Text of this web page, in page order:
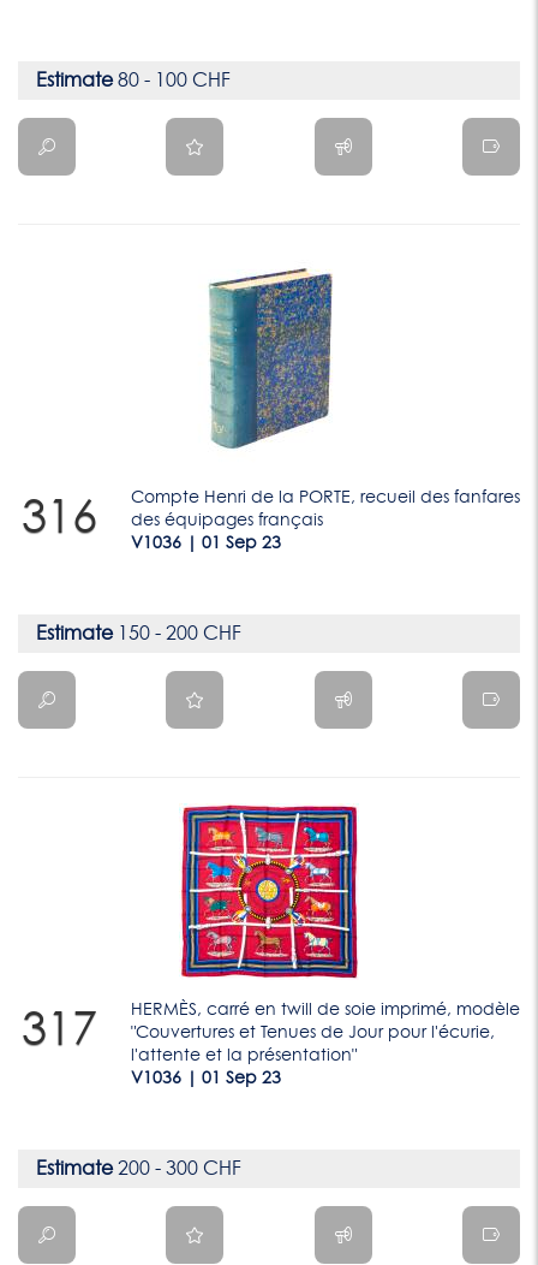
Estimate80 - 100 CHF
316
Compte Henri de la PORTE, recueil des fanfares
des équipages français
V1036 | 01 Sep 23
Estimate150 - 200 CHF
317
HERMÈS, carré en twill de soie imprimé, modèle
"Couvertures et Tenues de Jour pour l'écurie,
l'attente et la présentation"
V1036 | 01 Sep 23
Estimate200 - 300 CHF